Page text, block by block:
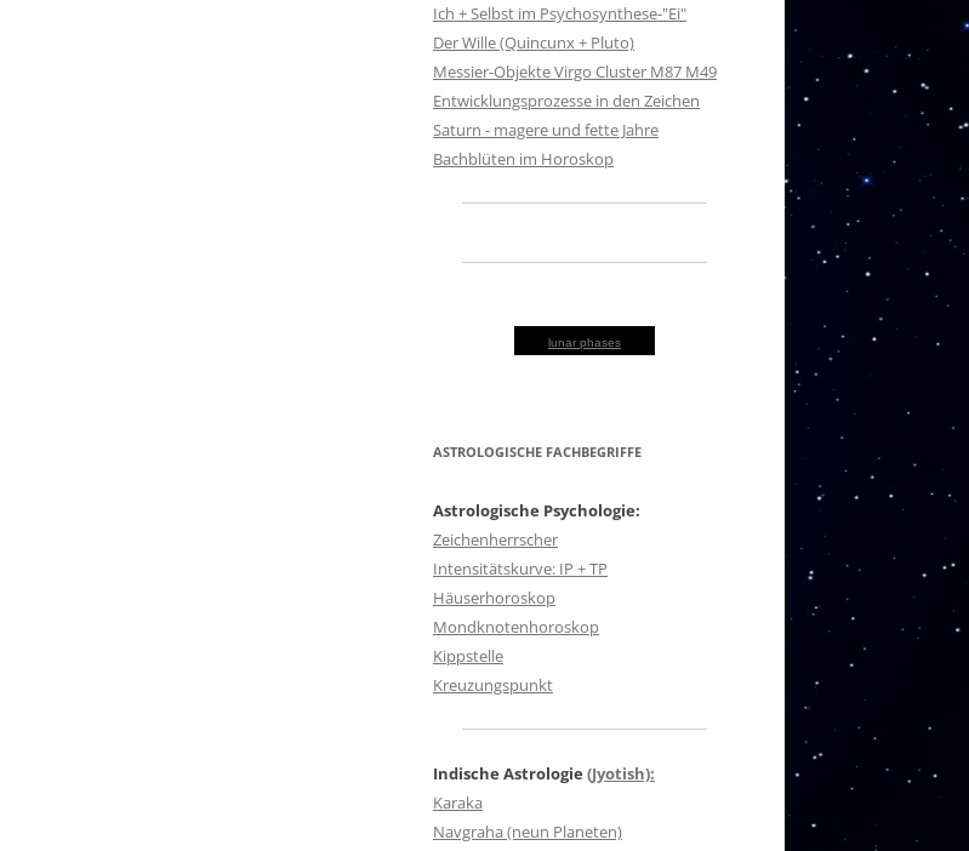
Ich + Selbst im Psychosynthese-"Ei"
Der Wille (Quincunx + Pluto)
Messier-Objekte Virgo Cluster M87 M49
Entwicklungsprozesse in den Zeichen
Saturn - magere und fette Jahre
Bachblüten im Horoskop
lunar phases
ASTROLOGISCHE FACHBEGRIFFE
Astrologische Psychologie:
Zeichenherrscher
Intensitätskurve: IP + TP
Häuserhoroskop
Mondknotenhoroskop
Kippstelle
Kreuzungspunkt
Indische Astrologie (Jyotish):
Karaka
Navgraha (neun Planeten)